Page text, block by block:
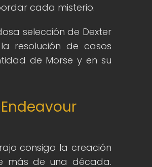
cada misterio.
selección de Dexter
resolución de casos
de Morse y en su
consigo la creación
más de una década.